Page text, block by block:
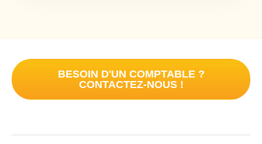
BESOIN D'UN COMPTABLE ?
CONTACTEZ-NOUS !